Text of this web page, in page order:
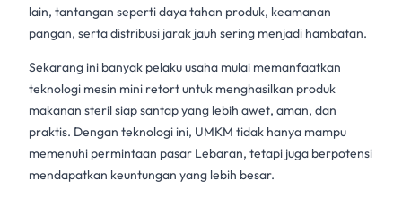
lain, tantangan seperti daya tahan produk, keamanan
pangan, serta distribusi jarak jauh sering menjadi hambatan.
Sekarang ini banyak pelaku usaha mulai memanfaatkan
teknologi mesin mini retortuntuk menghasilkan produk
makanan steril siap santap yang lebih awet, aman, dan
praktis. Dengan teknologi ini, UMKM tidak hanya mampu
memenuhi permintaan pasar Lebaran, tetapi juga berpotensi
mendapatkan keuntungan yang lebih besar.